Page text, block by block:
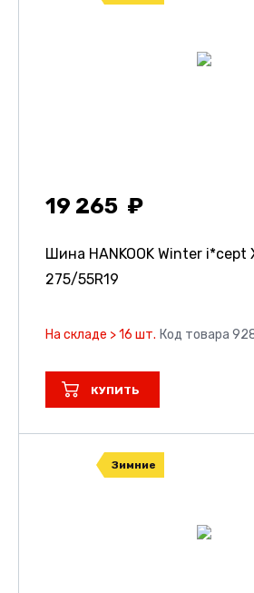
19 265
Шина HANKOOK Winter i*cept
275/55R19
На складе > 16 шт. Код товара
КУПИТЬ
Зимние